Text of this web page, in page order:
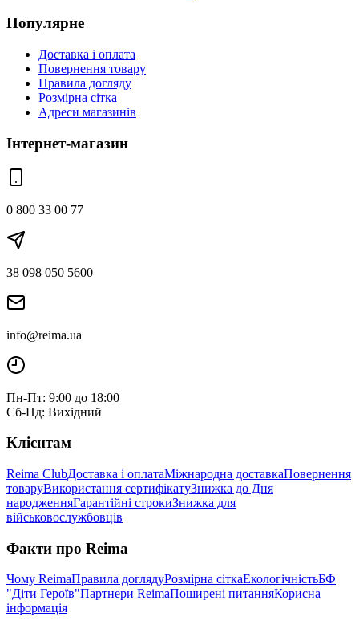
Популярне
Доставка і оплата
Повернення товару
Правила догляду
Розмірна сітка
Адреси магазинів
Інтернет-магазин
0 800 33 00 77
38 098 050 5600
info@reima.ua
Пн-Пт: 9:00 до 18:00
Сб-Нд: Вихідний
Клієнтам
Reima ClubДоставка і оплатаМіжнародна доставкаПовернення
товаруВикористання сертифікатуЗнижка до Дня
народженняГарантійні строкиЗнижка для
військовослужбовців
Факти про Reima
Чому ReimaПравила доглядуРозмірна сіткаЕкологічністьБФ
"Діти Героїв"Партнери ReimaПоширені питанняКорисна
інформація